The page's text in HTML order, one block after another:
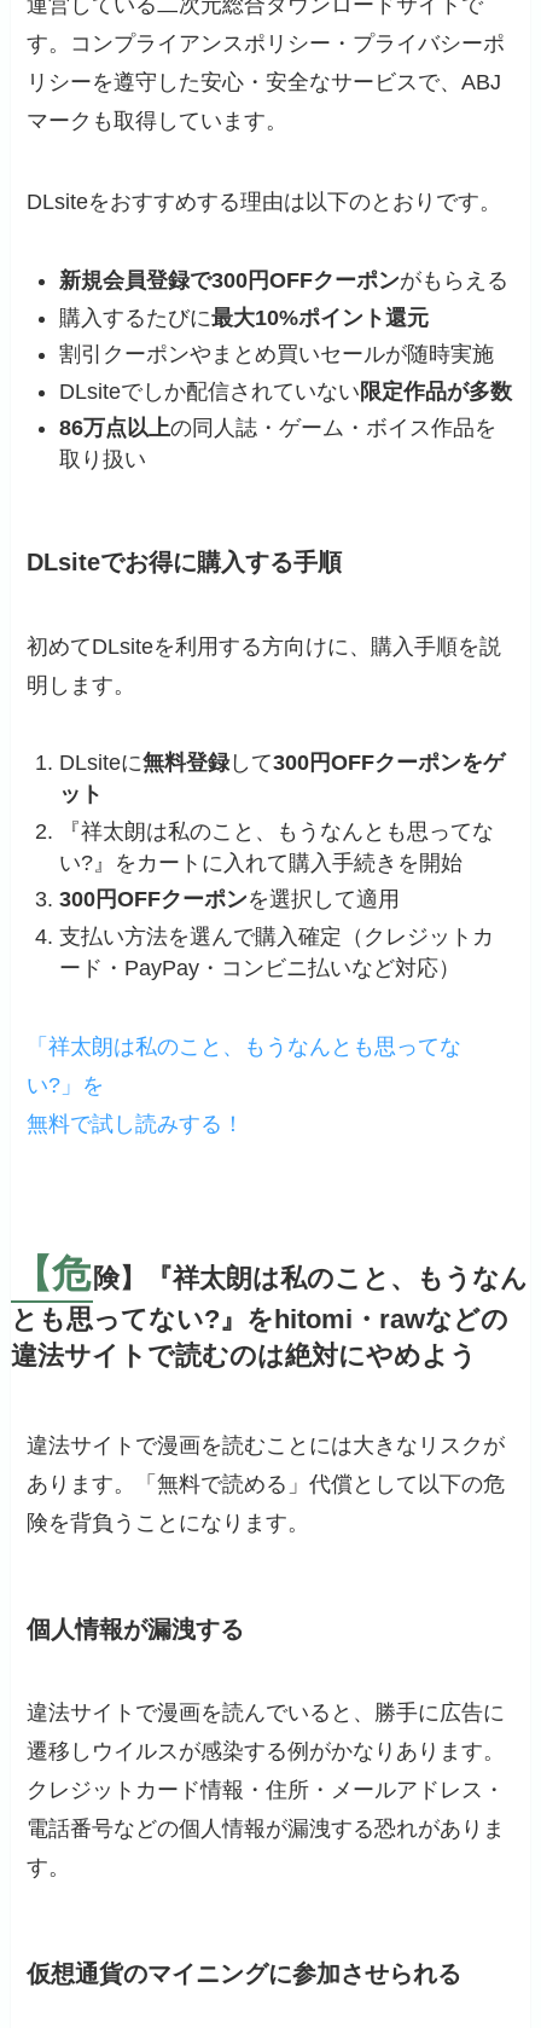
す。コンプライアンスポリシー・プライバシーポ
リシーを遵守した安心・安全なサービスで、ABJ
マークも取得しています。
DLsiteをおすすめする理由は以下のとおりです。
新規会員登録で300円OFFクーポンがもらえる
購入するたびに最大10%ポイント還元
割引クーポンやまとめ買いセールが随時実施
DLsiteでしか配信されていない 限定作品が多数
86万点以上の同人誌・ゲーム・ボイス作品を
取り扱い
DLsiteでお得に購入する手順
初めてDLsiteを利用する方向けに、購入手順を説
明します。
DLsiteに無料登録して300円OFFクーポンをゲ
ット
『祥太朗は私のこと、もうなんとも思ってな
い?』をカートに入れて購入手続きを開始
300円OFFクーポンを選択して適用
支払い方法を選んで購入確定（クレジットカ
ード・PayPay・コンビニ払いなど対応）
「祥太朗は私のこと、もうなんとも思ってな
い?」を
無料で試し読みする！
【危 険】『祥太朗は私のこと、もうなん
とも思ってない?』をhitomi・rawなどの
違法サイトで読むのは絶対にやめよう
違法サイトで漫画を読むことには大きなリスクが
あります。「無料で読める」代償として以下の危
険を背負うことになります。
個人情報が漏洩する
違法サイトで漫画を読んでいると、勝手に広告に
遷移しウイルスが感染する例がかなりあります。
クレジットカード情報・住所・メールアドレス・
電話番号などの個人情報が漏洩する恐れがありま
す。
仮想通貨のマイニングに参加させられる